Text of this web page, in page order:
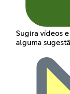
Sugira vídeos
alguma